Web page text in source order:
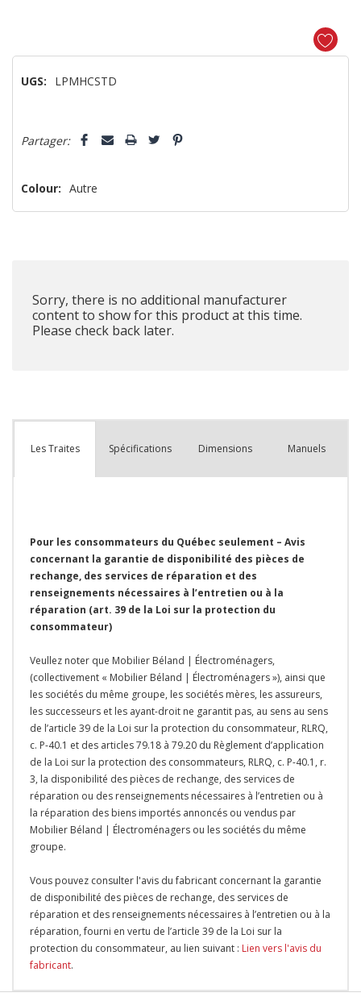
UGS: LPMHCSTD
vous!
n’en
reste
Partager:
Colour: Autre
Sorry, there is no additional manufacturer
content to show for this product at this time.
Please check back later.
Les Traites Spécifications Dimensions Manuels
Pour les consommateurs du Québec seulement – Avis
concernant la garantie de disponibilité des pièces de
rechange, des services de réparation et des
renseignements nécessaires à l’entretien ou à la
réparation (art. 39 de la Loi sur la protection du
consommateur)
Veullez noter que Mobilier Béland | Électroménagers,
(collectivement « Mobilier Béland | Électroménagers »), ainsi que
les sociétés du même groupe, les sociétés mères, les assureurs,
les successeurs et les ayant-droit ne garantit pas, au sens au sens
de l’article 39 de la Loi sur la protection du consommateur, RLRQ,
c. P-40.1 et des articles 79.18 à 79.20 du Règlement d’application
de la Loi sur la protection des consommateurs, RLRQ, c. P-40.1, r.
3, la disponibilité des pièces de rechange, des services de
réparation ou des renseignements nécessaires à l’entretien ou à
la réparation des biens importés annoncés ou vendus par
Mobilier Béland | Électroménagers ou les sociétés du même
groupe.
Vous pouvez consulter l'avis du fabricant concernant la garantie
de disponibilité des pièces de rechange, des services de
réparation et des renseignements nécessaires à l’entretien ou à la
réparation, fourni en vertu de l’article 39 de la Loi sur la
protection du consommateur, au lien suivant : Lien vers l'avis du
fabricant.